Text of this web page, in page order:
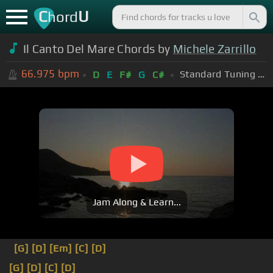
ChordU
Il Canto Del Mare Chords by Michele Zarrillo
66.975 bpm D E F# G C# Standard Tuning (EADGBE)
Jam Along & Learn...
[G] [D] [Em] [C] [D]
[G] [D] [C] [D]